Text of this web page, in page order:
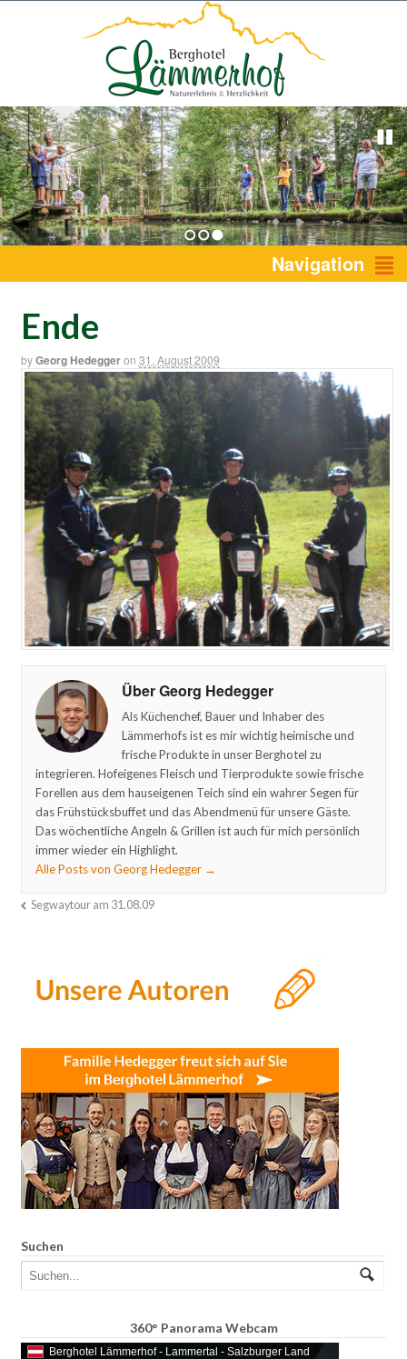
1 2 3 Navigation
Ende
byGeorg Hedeggeron 31. August 2009
Über Georg Hedegger
Als Küchenchef, Bauer und Inhaber des
Lämmerhofs ist es mir wichtig heimische und
frische Produkte in unser Berghotel zu
integrieren. Hofeigenes Fleisch und Tierprodukte sowie frische
Forellen aus dem hauseigenen Teich sind ein wahrer Segen für
das Frühstücksbuffet und das Abendmenü für unsere Gäste.
Das wöchentliche Angeln & Grillen ist auch für mich persönlich
immer wieder ein Highlight.
Alle Posts von Georg Hedegger →
Segwaytour am 31.08.09
Suchen
360° Panorama Webcam
Berghotel Lämmerhof - Lammertal - Salzburger Land